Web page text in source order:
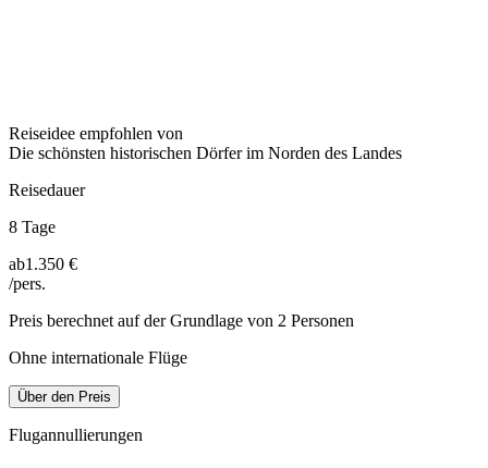
Reiseidee empfohlen von
Die schönsten historischen Dörfer im Norden des Landes
Reisedauer
8 Tage
ab1.350 €
/pers.
Preis berechnet auf der Grundlage von 2 Personen
Ohne internationale Flüge
Über den Preis
Flugannullierungen